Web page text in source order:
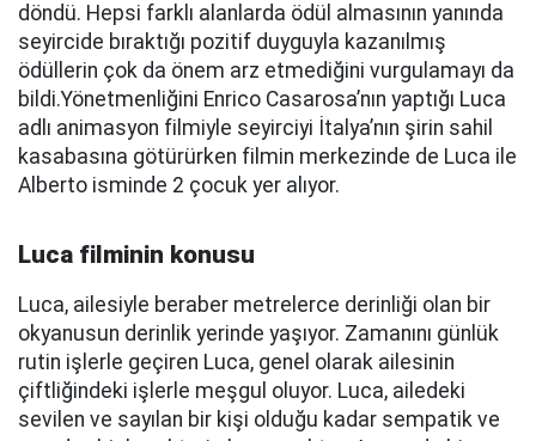
döndü. Hepsi farklı alanlarda ödül almasının yanında
seyircide bıraktığı pozitif duyguyla kazanılmış
ödüllerin çok da önem arz etmediğini vurgulamayı da
bildi.Yönetmenliğini Enrico Casarosa’nın yaptığı Luca
adlı animasyon filmiyle seyirciyi İtalya’nın şirin sahil
kasabasına götürürken filmin merkezinde de Luca ile
Alberto isminde 2 çocuk yer alıyor.
Luca filminin konusu
Luca, ailesiyle beraber metrelerce derinliği olan bir
okyanusun derinlik yerinde yaşıyor. Zamanını günlük
rutin işlerle geçiren Luca, genel olarak ailesinin
çiftliğindeki işlerle meşgul oluyor. Luca, ailedeki
sevilen ve sayılan bir kişi olduğu kadar sempatik ve